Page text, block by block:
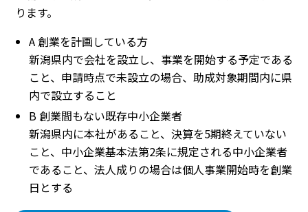
ります。
A 創業を計画している方
新潟県内で会社を設立し、事業を開始する予定である
こと、申請時点で未設立の場合、助成対象期間内に県
内で設立すること
B 創業間もない既存中小企業者
新潟県内に本社があること、決算を5期終えていない
こと、中小企業基本法第2条に規定される中小企業者
であること、法人成りの場合は個人事業開始時を創業
日とする